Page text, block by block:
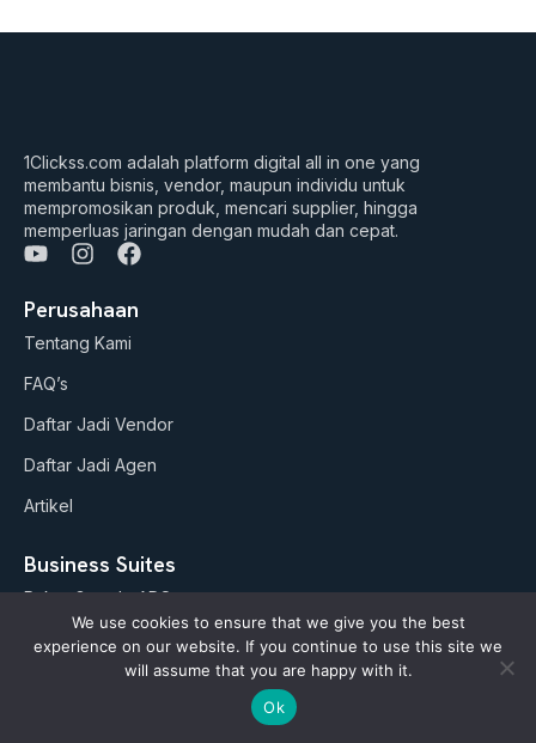
1Clickss.com adalah platform digital all in one yang
membantu bisnis, vendor, maupun individu untuk
mempromosikan produk, mencari supplier, hingga
memperluas jaringan dengan mudah dan cepat.
Y
u
t
u
b
e
I
s
t
a
a
F
c
e
b
k
Perusahaan
Tentang Kami
FAQ’s
Daftar Jadi Vendor
Daftar Jadi Agen
Artikel
Business Suites
Paket Google ADS
AI Studio (soon)
We use cookies to ensure that we give you the best
experience on our website. If you continue to use this site we
will assume that you are happy with it.
Ok